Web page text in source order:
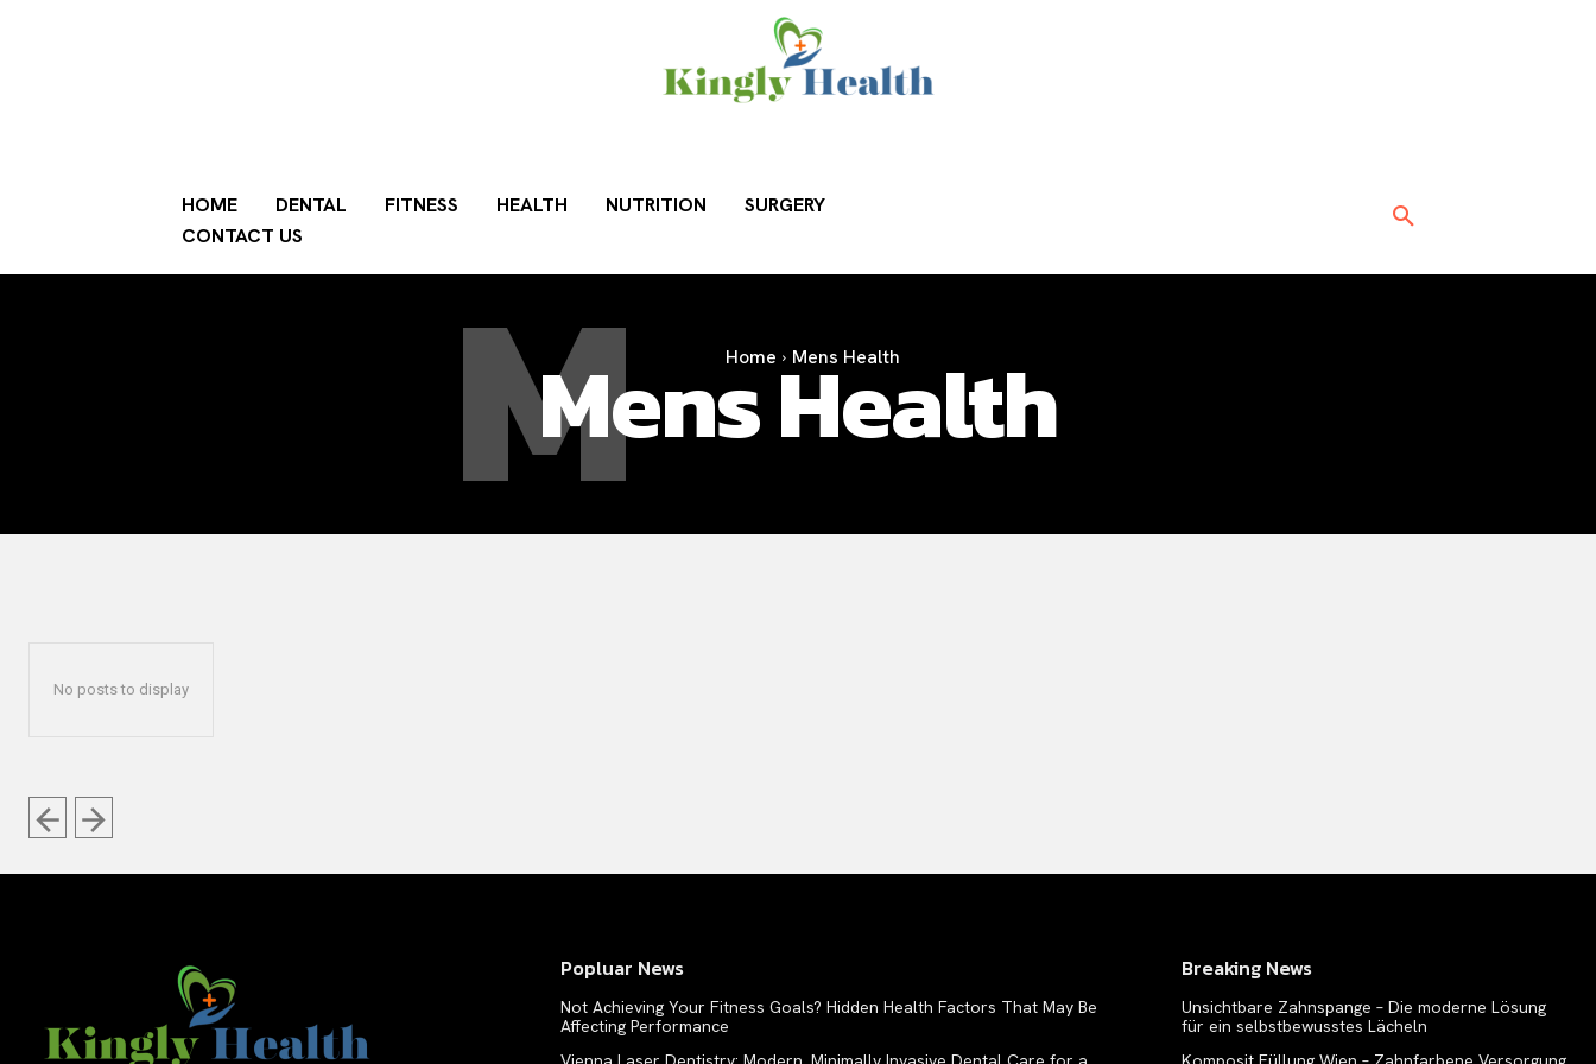
HOME DENTAL FITNESS HEALTH NUTRITION
SURGERY
CONTACT US
Home Mens Health
Mens Health
M
No posts to display
Popluar News
Not Achieving Your Fitness Goals? Hidden Health Factors That May Be
Affecting Performance
Breaking News
Unsichtbare Zahnspange – Die moderne Lösung
für ein selbstbewusstes Lächeln